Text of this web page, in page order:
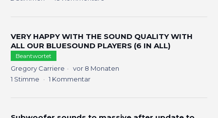
VERY HAPPY WITH THE SOUND QUALITY WITH
ALL OUR BLUESOUND PLAYERS (6 IN ALL)
Beantwortet
Gregory Carriere
vor 8 Monaten
1 Stimme 1 Kommentar